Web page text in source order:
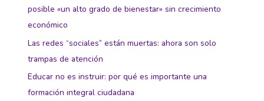
posible «un alto grado de bienestar» sin crecimiento
económico
Las redes “sociales” están muertas: ahora son solo
trampas de atención
Educar no es instruir: por qué es importante una
formación integral ciudadana